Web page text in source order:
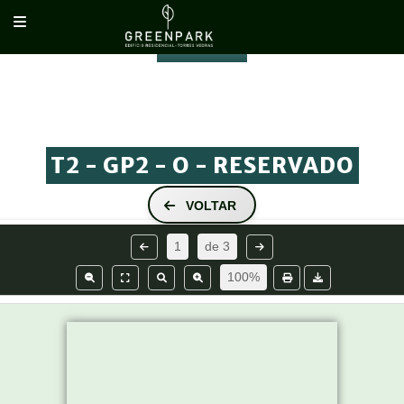
PISO 4 RESERVADO
T2 - GP2 - O - RESERVADO
VOLTAR
1 de 3
100%